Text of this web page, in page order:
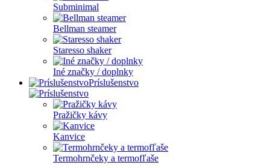
Subminimal
Bellman steamer
Staresso shaker
Iné značky / doplnky
Príslušenstvo
Pražičky kávy
Kanvice
Termohrnčeky a termofľaše